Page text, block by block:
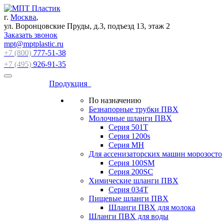
г. Москва,
ул. Воронцовские Пруды, д.3, подъезд 13, этаж 2
Заказать звонок
mpt@mptplastic.ru
+7 (800) 777-51-38
+7 (495) 926-91-35
Продукция
По назначению
Безнапорные трубки ПВХ
Молочные шланги ПВХ
Серия 501T
Серия 1200s
Серия МН
Для ассенизаторских машин
Серия 100SM
Серия 200SС
Химические шланги ПВХ
Серия 034Т
Пищевые шланги ПВХ
Шланги ПВХ для молока
Шланги ПВХ для воды